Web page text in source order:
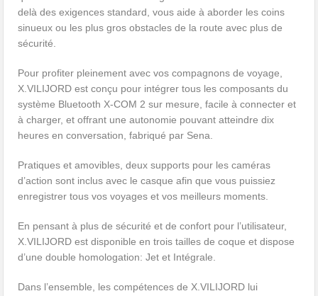
delà des exigences standard, vous aide à aborder les coins
sinueux ou les plus gros obstacles de la route avec plus de
sécurité.
Pour profiter pleinement avec vos compagnons de voyage,
X.VILIJORD est conçu pour intégrer tous les composants du
système Bluetooth X-COM 2 sur mesure, facile à connecter et
à charger, et offrant une autonomie pouvant atteindre dix
heures en conversation, fabriqué par Sena.
Pratiques et amovibles, deux supports pour les caméras
d’action sont inclus avec le casque afin que vous puissiez
enregistrer tous vos voyages et vos meilleurs moments.
En pensant à plus de sécurité et de confort pour l’utilisateur,
X.VILIJORD est disponible en trois tailles de coque et dispose
d’une double homologation: Jet et Intégrale.
Dans l’ensemble, les compétences de X.VILIJORD lui